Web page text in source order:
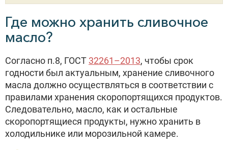
Где можно хранить сливочное
масло?
Согласно п.8, ГОСТ 32261–2013, чтобы срок
годности был актуальным, хранение сливочного
масла должно осуществляться в соответствии с
правилами хранения скоропортящихся продуктов.
Следовательно, масло, как и остальные
скоропортящиеся продукты, нужно хранить в
холодильнике или морозильной камере.